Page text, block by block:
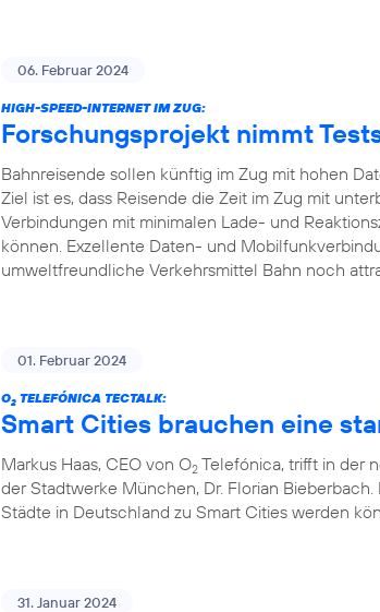
06. Februar 2024
HIGH-SPEED-INTERNET IM ZUG:
Forschungsprojekt nimmt
Bahnreisende sollen künftig im Zug mit hohen
Ziel ist es, dass Reisende die Zeit im Zug mit
Verbindungen mit minimalen Lade- und
können. Exzellente Daten- und
umweltfreundliche Verkehrsmittel Bahn noch
01. Februar 2024
O2 TELEFÓNICA TECTALK:
Smart Cities brauchen eine
Markus Haas, CEO von O2 Telefónica, trifft in der
der Stadtwerke München, Dr. Florian
Städte in Deutschland zu Smart Cities werden
31. Januar 2024